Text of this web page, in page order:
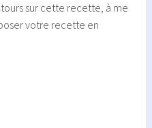
sur cette recette, à me
votre recette en